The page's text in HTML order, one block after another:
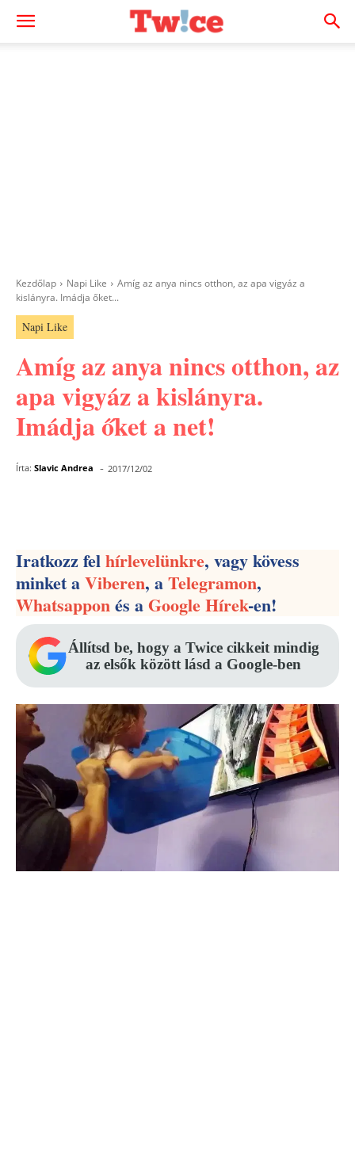
Kezdőlap Napi Like
Amíg az anya nincs otthon, az apa vigyáz a
kislányra. Imádja őket...
Napi Like
Amíg az anya nincs otthon, az
apa vigyáz a kislányra.
Imádja őket a net!
Írta: Slavic Andrea - 2017/12/02
Iratkozz felhírlevelünkre, vagy kövess
minket aViberen, aTelegramon,
Whatsapponés aGoogle Hírek-en!
Állítsd be, hogy a Twice cikkeit mindig
az elsők között lásd a Google-ben